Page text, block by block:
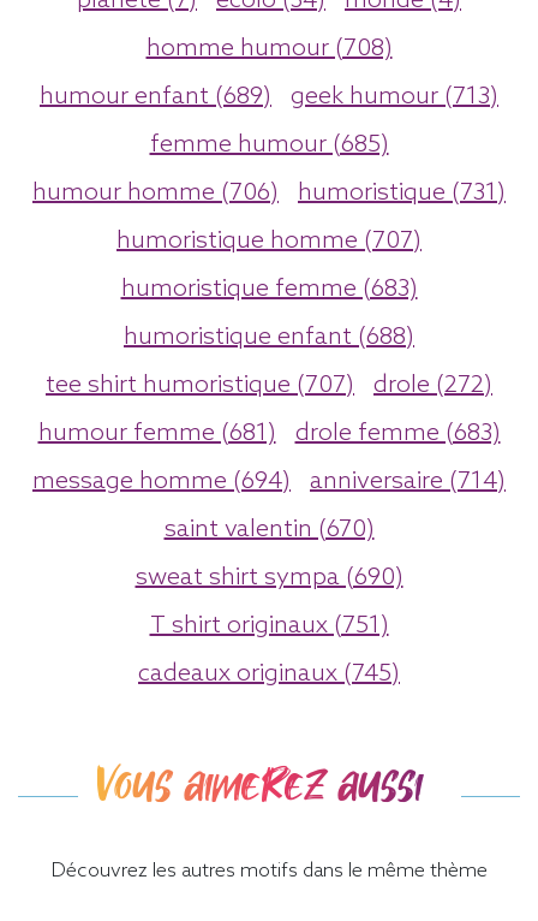
homme humour (708)
humour enfant (689)
geek humour (713)
femme humour (685)
humour homme (706)
humoristique (731)
humoristique homme (707)
humoristique femme (683)
humoristique enfant (688)
tee shirt humoristique (707)
drole (272)
humour femme (681)
drole femme (683)
message homme (694)
anniversaire (714)
saint valentin (670)
sweat shirt sympa (690)
T shirt originaux (751)
cadeaux originaux (745)
Vous aimerez aussi
Découvrez les autres motifs dans le même thème